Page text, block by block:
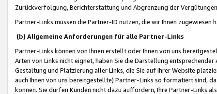
Zurückverfolgung, Berichterstattung und Abgrenzung der
Partner-Links müssen die Partner-ID nutzen, die wir Ihnen zugewiesen
(b) Allgemeine Anforderungen für alle Partner-Links
Partner-Links können von Ihnen erstellt oder Ihnen von uns
Arten von Links nicht eignet, haben Sie die Darstellung
Gestaltung und Platzierung aller Links, die Sie auf Ihrer Website
auch Ihnen von uns bereitgestellte) Partner-Links so formatiert sind,
können. Sie dürfen Kunden nicht dazu auffordern, Ihre Partner-Links